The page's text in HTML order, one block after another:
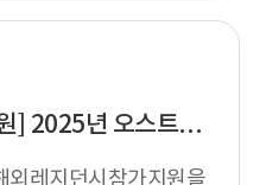
[해외레지던시참가지원] 2025년 오스트리아 댄스웹 레지던시 참가신청